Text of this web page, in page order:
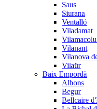
Saus
Siurana
Ventalló
Viladamat
Vilanant
Vilanova
Vilaür
Baix Empordà
Albons
Begur
Bellcaire